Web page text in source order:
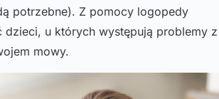
potrzebne). Z pomocy logopedy
dzieci, u których występują problemy z
mowy.